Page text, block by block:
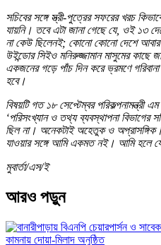
সচিবের সঙ্গে স্ত্রী-পুত্রের সফরের খরচ
যায়নি। তবে এটা জানা গেছে যে, ওই ১৩
না কেউ ছিলেনই; কোনো কোনো দেশে আবার
উইন্ডোর সিইও মনিরুজ্জামান মাসুমের কাছে
একজনের গড়ে পাঁচ দিন করে ভ্রমণে
হবে।
বিষয়টি গত ১৮ সেপ্টেম্বর পরিকল্পনামন্ত্রী
‘পরিসংখ্যান ও তথ্য ব্যবস্থাপনা
ছিল না। অনেকটাই অহেতুক ও অপ্রাসঙ্গিক।
যাওয়ার সঙ্গে আমি একমত নই। আমি হলে
মুবার্তা/এস/ই
আরও পড়ুন